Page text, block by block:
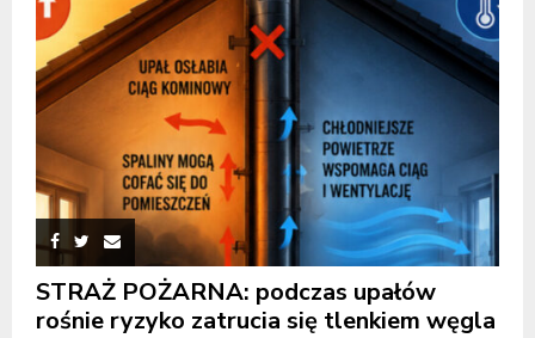
STRAŻ POŻARNA: podczas upałów
rośnie ryzyko zatrucia się tlenkiem węgla